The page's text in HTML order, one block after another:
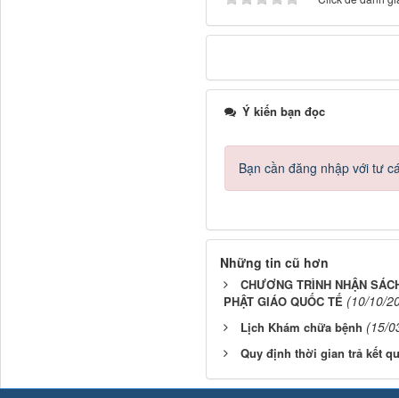
Ý kiến bạn đọc
Bạn cần đăng nhập với tư
Những tin cũ hơn
CHƯƠNG TRÌNH NHẬN
PHẬT GIÁO QUỐC TẾ (10/10/
Lịch Khám chữa bệnh (15/
Quy định thời gian trả kết